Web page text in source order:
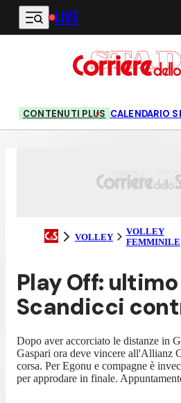
Vai al contenuto principale
LIVE
CONTENUTI PLUS CALENDARIO
VOLLEY
VOLLEY
FEMMINILE
Play Off:
Scandicci
Dopo aver accorciato le distanze in
Gaspari ora deve vincere all'Allianz
corsa. Per Egonu e compagne è
per approdare in finale.